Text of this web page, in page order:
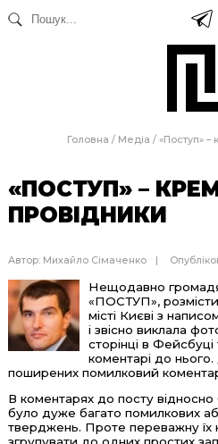
Головна / Медіа / «Поступ» –
«ПОСТУП» –
ПРОВІДНИКИ
Автор: Михайло Сімаченко
Нещодавно
«ПОСТУП»,
місті Києві з
і звісно виклала
сторінці в
коментарі до
поширених помилковий
В коментарях до посту
було дуже багато помилкових
тверджень. Проте переважну їх